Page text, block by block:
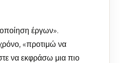
έργων».
«προτιμώ να
να εκφράσω μια πιο